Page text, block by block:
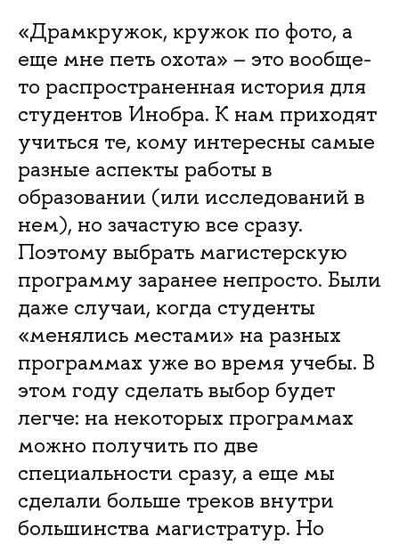
«Драмкружок, кружок по фото, а
еще мне петь охота» – это вообще-
то распространенная история для
студентов Инобра. К нам приходят
учиться те, кому интересны самые
разные аспекты работы в
образовании (или исследований в
нем), но зачастую все сразу.
Поэтому выбрать магистерскую
программу заранее непросто. Были
даже случаи, когда студенты
«менялись местами» на разных
программах уже во время учебы. В
этом году сделать выбор будет
легче: на некоторых программах
можно получить по две
специальности сразу, а еще мы
сделали больше треков внутри
большинства магистратур. Но